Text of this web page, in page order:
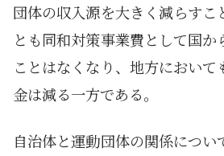
団体の収入源を大きく減らすこ
とも同和対策事業費として国か
ことはなくなり、地方におい
金は減る一方である。
自治体と運動団体の関係につ